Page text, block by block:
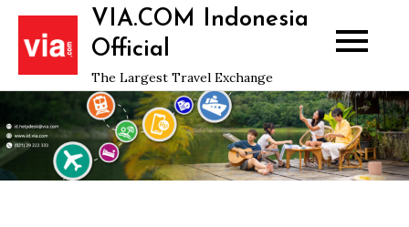
Skip
content
VIA.COM Indonesia
Official
The Largest Travel Exchange